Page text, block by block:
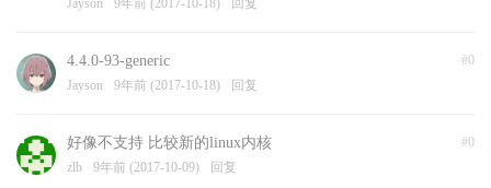
Jayson 9年前 (2017-10-18) 回复
#0
4.4.0-93-generic
Jayson 9年前 (2017-10-18) 回复
#0
好像不支持 比较新的linux内核
zlb 9年前 (2017-10-09) 回复